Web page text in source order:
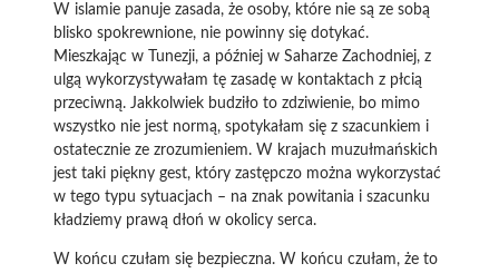
W islamie panuje zasada, że osoby, które nie są ze sobą
blisko spokrewnione, nie powinny się dotykać.
Mieszkając w Tunezji, a później w Saharze Zachodniej, z
ulgą wykorzystywałam tę zasadę w kontaktach z płcią
przeciwną. Jakkolwiek budziło to zdziwienie, bo mimo
wszystko nie jest normą, spotykałam się z szacunkiem i
ostatecznie ze zrozumieniem. W krajach muzułmańskich
jest taki piękny gest, który zastępczo można wykorzystać
w tego typu sytuacjach – na znak powitania i szacunku
kładziemy prawą dłoń w okolicy serca.
W końcu czułam się bezpieczna. W końcu czułam, że to